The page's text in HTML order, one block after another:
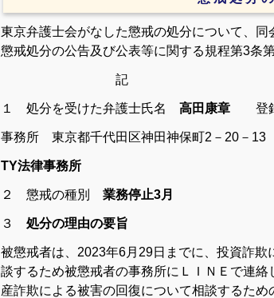
東京弁護士会がなした懲戒の処分について、同
懲戒処分の公告及び公表等に関する規程第3条
記
１ 処分を受けた弁護士氏名 高田康章 登
事務所 東京都千代田区神田神保町2－20－13
TY法律事務所
２ 懲戒の種別 業務停止3月
３ 処分の理由の要旨
被懲戒者は、2023年6月29日までに、投資詐
談するため被懲戒者の事務所にＬＩＮＥで連
産詐欺による被害の回復について相談するた